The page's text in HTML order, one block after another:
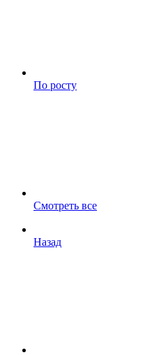
По росту
Смотреть все
Назад